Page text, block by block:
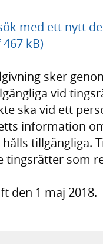
med ett nytt
kB)
sker
vid
ska vid ett
information
tillgängliga.
tingsrätter som
den 1 maj 2018.